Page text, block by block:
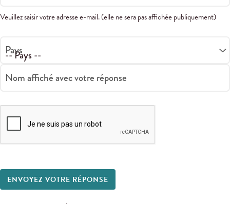
Veuillez saisir votre adresse e-mail. (elle ne sera pas affichée publiquement)
Pays
Nom affiché avec votre réponse
ENVOYEZ VOTRE RÉPONSE